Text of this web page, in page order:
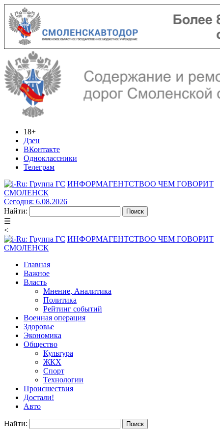
18+
Дзен
ВКонтакте
Одноклассники
Телеграм
ИНФОРМАГЕНТСТВОО ЧЕМ ГОВОРИТ
СМОЛЕНСК
Сегодня: 6.08.2026
Найти:
☰
<
ИНФОРМАГЕНТСТВОО ЧЕМ ГОВОРИТ
СМОЛЕНСК
Главная
Важное
Власть
Мнение, Аналитика
Политика
Рейтинг событий
Военная операция
Здоровье
Экономика
Общество
Культура
ЖКХ
Спорт
Технологии
Происшествия
Достали!
Авто
Найти: